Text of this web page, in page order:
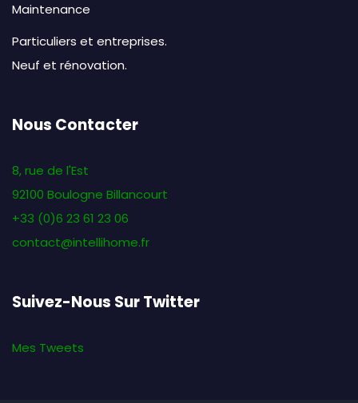
Maintenance
Particuliers et entreprises.
Neuf et rénovation.
Nous Contacter
8, rue de l'Est
92100 Boulogne Billancourt
+33 (0)6 23 61 23 06
contact@intellihome.fr
Suivez-Nous Sur Twitter
Mes Tweets